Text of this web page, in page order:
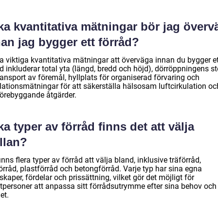
kvantitativa mätningar bör jag
jag bygger ett förråd?
viktiga kvantitativa mätningar att överväga innan du bygger
inkluderar total yta (längd, bredd och höjd), dörröppningens
av föremål, hyllplats för organiserad förvaring och
för att säkerställa hälsosam luftcirkulation
åtgärder.
typer av förråd finns det att välja
flera typer av förråd att välja bland, inklusive träförråd,
plastförråd och betongförråd. Varje typ har sina egna
fördelar och prissättning, vilket gör det möjligt för
att anpassa sitt förrådsutrymme efter sina behov och